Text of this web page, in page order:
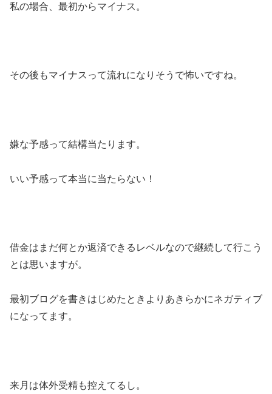
私の場合、最初からマイナス。
その後もマイナスって流れになりそうで怖いですね。
嫌な予感って結構当たります。
いい予感って本当に当たらない！
借金はまだ何とか返済できるレベルなので継続して行こう
とは思いますが。
最初ブログを書きはじめたときよりあきらかにネガティブ
になってます。
来月は体外受精も控えてるし。